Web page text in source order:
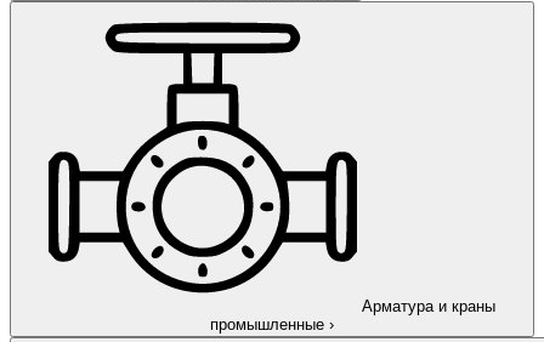
Арматура и краны
промышленные ›